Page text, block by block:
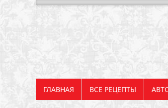
ГЛАВНАЯ ВСЕ РЕЦЕПТЫ